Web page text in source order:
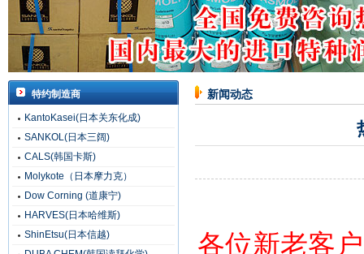
特约制造商
KantoKasei(日本关东化成)
SANKOL(日本三阔)
CALS(韩国卡斯)
Molykote（日本摩力克）
Dow Corning (道康宁)
HARVES(日本哈维斯)
ShinEtsu(日本信越)
新闻动态
各位新老客